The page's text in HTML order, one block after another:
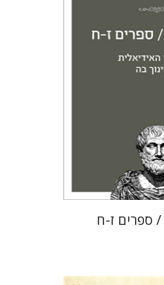
השקה
$22
/ ספרים ז-ח